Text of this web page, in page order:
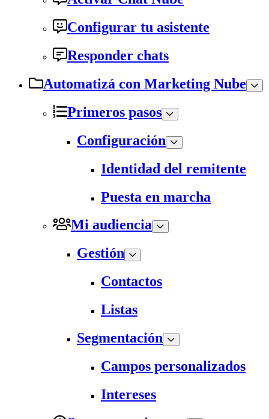
Configurar tu asistente
Responder chats
Automatizá con Marketing Nube
Primeros pasos
Configuración
Identidad del remitente
Puesta en marcha
Mi audiencia
Gestión
Contactos
Listas
Segmentación
Campos personalizados
Intereses